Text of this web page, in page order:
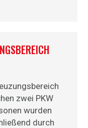
zwei PKW
wurden
durch